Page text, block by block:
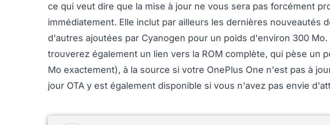
ce qui veut dire que la mise à jour ne vous sera pas forcément
immédiatement. Elle inclut par ailleurs les dernières nouveautés
d'autres ajoutées par Cyanogen pour un poids d'environ 300
trouverez également un lien vers la ROM complète, qui pèse un
Mo exactement), à la source si votre OnePlus One n'est pas à
jour OTA y est également disponible si vous n'avez pas envie